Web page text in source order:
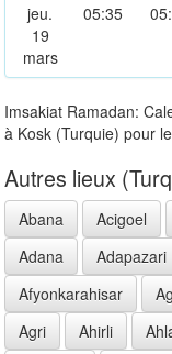
jeu.
19
mars
05:35
Imsakiat Ramadan:
à Kosk (Turquie) pour
Autres lieux
Abana Acigoel
Adana
Adapazari
Afyonkarahisar
Agri
Ahirli